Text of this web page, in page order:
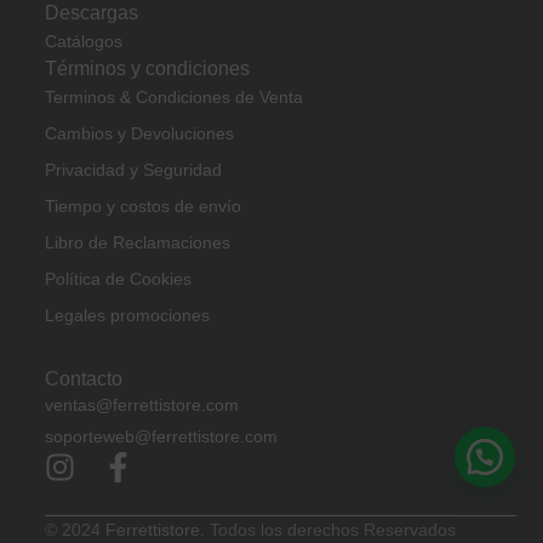
Descargas
Catálogos
Términos y condiciones
Terminos & Condiciones de Venta
Cambios y Devoluciones
Privacidad y Seguridad
Tiempo y costos de envío
Libro de Reclamaciones
Política de Cookies
Legales promociones
Contacto
ventas@ferrettistore.com
soporteweb@ferrettistore.com
© 2024 Ferrettistore. Todos los derechos Reservados